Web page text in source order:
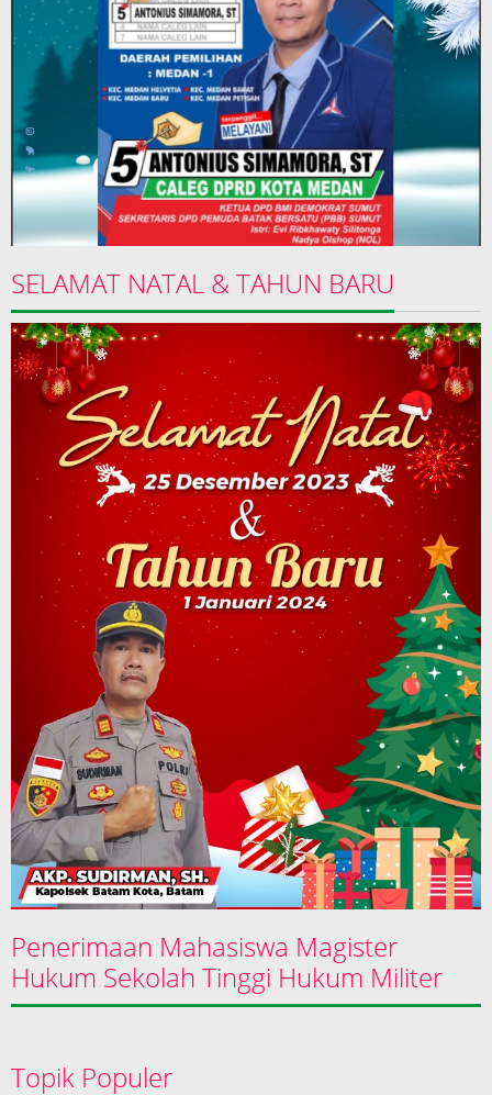
SELAMAT NATAL & TAHUN BARU
Penerimaan Mahasiswa Magister
Hukum Sekolah Tinggi Hukum Militer
Topik Populer